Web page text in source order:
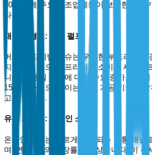
2024년에 주요 제조업체들이 보고한 판매
다.
재료 유형별: 버진 펄프
버진 펄프 기반 티슈는 우수한 부드러움과
지배하고 있으며, 프리미엄 소비자 세그먼
니다. 고품질 티슈에 대한 수요 증가로 인해
15% 증가했으며, 이는 펄프 가공 기술의 발
고 있습니다.
유통 채널별: 온라인 소매
온라인 소매는 빠르게 선호되는 유통 채널
며, 연간 6%의 성장률이 예상됩니다. 이 추